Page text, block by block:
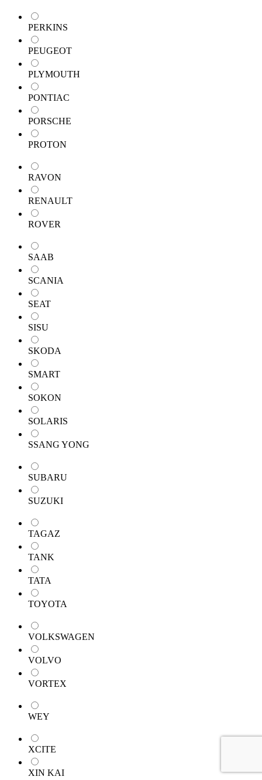
PERKINS
PEUGEOT
PLYMOUTH
PONTIAC
PORSCHE
PROTON
RAVON
RENAULT
ROVER
SAAB
SCANIA
SEAT
SISU
SKODA
SMART
SOKON
SOLARIS
SSANG YONG
SUBARU
SUZUKI
TAGAZ
TANK
TATA
TOYOTA
VOLKSWAGEN
VOLVO
VORTEX
WEY
XCITE
XIN KAI